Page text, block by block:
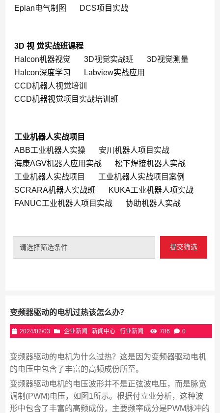
Eplan电气制图
DCS项目实战
3D 视 觉实战班课程
Halcon机器视觉
3D视觉实战班
3D视觉测量
Halcon深度学习
Labview实战应用
CCD机器人视觉培训
CCD机器视觉项目实战培训班
工业机器人实战项目
ABB工业机器人实操
安川机器人项目实战
海康AGV机器人应用实战
松下焊接机器人实战
工业机器人实战项目
工业机器人实战项目案例
SCRARA机器人实战班
KUKA工业机器人项实战
FANUC工业机器人项目实战
协助机器人实战
请选择筛选条件 提交筛选
变频器驱动的电机过热该怎么办？
2024/02/03 企业新闻 新闻中心 行业新闻 786 0
变频器驱动的电机为什么过热？这是因为变频器驱动电机
的电压中包含了丰富的高频成份所至。
变频器驱动电机的电压波形并不是正弦波电压，而是脉宽
调制(PWM)电压，如图1所示。根据付立业分析，这种波
形中包含了丰富的高频成份，主要频率成分是PWM脉冲的